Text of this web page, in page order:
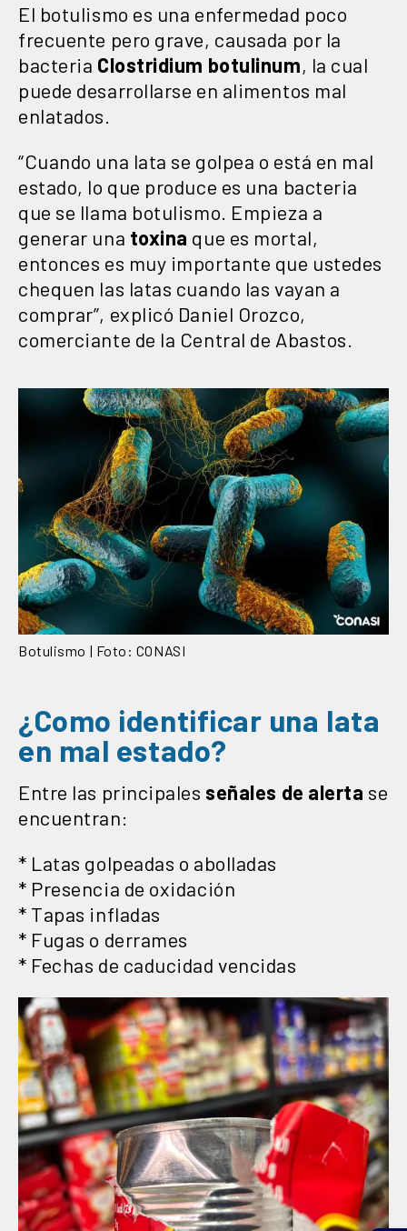
El botulismo es una enfermedad poco
frecuente pero grave, causada por la
bacteria Clostridium botulinum, la cual
puede desarrollarse en alimentos mal
enlatados.
“Cuando una lata se golpea o está en mal
estado, lo que produce es una bacteria
que se llama botulismo. Empieza a
generar una toxina que es mortal,
entonces es muy importante que ustedes
chequen las latas cuando las vayan a
comprar”, explicó Daniel Orozco,
comerciante de la Central de Abastos.
Botulismo | Foto: CONASI
¿Como identificar una lata
en mal estado?
Entre las principales señales de alerta se
encuentran:
* Latas golpeadas o abolladas
* Presencia de oxidación
* Tapas infladas
* Fugas o derrames
* Fechas de caducidad vencidas